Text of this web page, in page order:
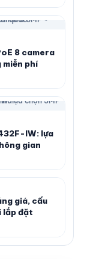
8 camera
miễn phí
IW: lựa
gian
giá, cấu
lắp đặt